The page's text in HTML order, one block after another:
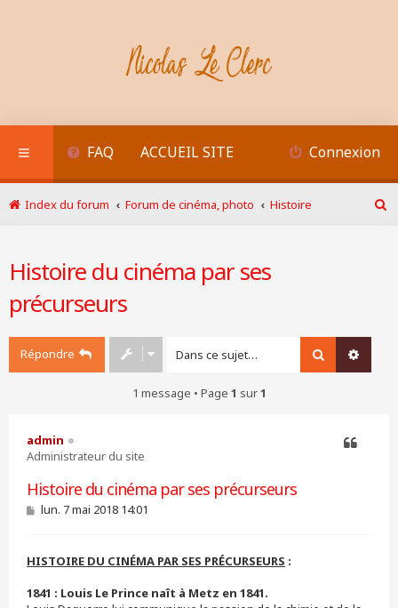
FAQ ACCUEIL SITE Connexion
Index du forum Forum de cinéma, photo
Histoire
Histoire du cinéma par ses
précurseurs
Répondre Rechercher
1 message • Page 1 sur1
admin
Administrateur du site
Histoire du cinéma par ses précurseurs
M
a
e
lun. 7 mai 2018 14:01
HISTOIRE DU CINÉMA PAR SES PRÉCURSEURS :
1841 : Louis Le Prince naît à Metz en 1841.